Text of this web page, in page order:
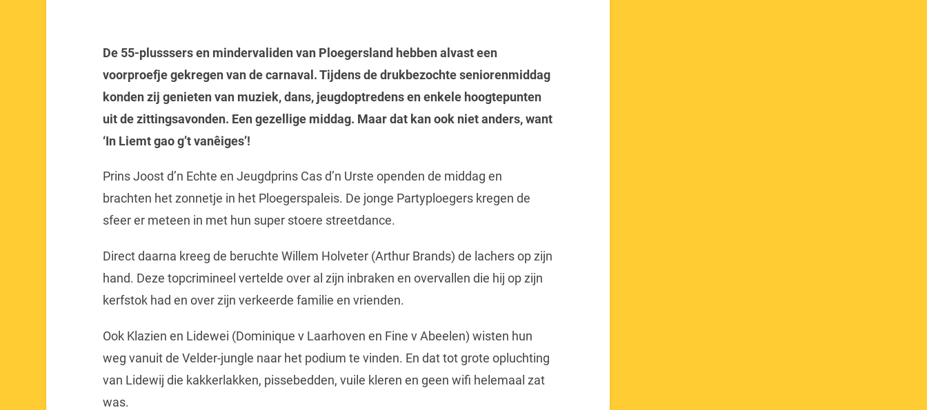
De 55-plusssers en mindervaliden van Ploegersland hebben alvast een
voorproefje gekregen van de carnaval. Tijdens de drukbezochte seniorenmiddag
konden zij genieten van muziek, dans, jeugdoptredens en enkele hoogtepunten
uit de zittingsavonden. Een gezellige middag. Maar dat kan ook niet anders, want
‘In Liemt gao g’t vanêiges’!
Prins Joost d’n Echte en Jeugdprins Cas d’n Urste openden de middag en
brachten het zonnetje in het Ploegerspaleis. De jonge Partyploegers kregen de
sfeer er meteen in met hun super stoere streetdance.
Direct daarna kreeg de beruchte Willem Holveter (Arthur Brands) de lachers op zijn
hand. Deze topcrimineel vertelde over al zijn inbraken en overvallen die hij op zijn
kerfstok had en over zijn verkeerde familie en vrienden.
Ook Klazien en Lidewei (Dominique v Laarhoven en Fine v Abeelen) wisten hun
weg vanuit de Velder-jungle naar het podium te vinden. En dat tot grote opluchting
van Lidewij die kakkerlakken, pissebedden, vuile kleren en geen wifi helemaal zat
was.